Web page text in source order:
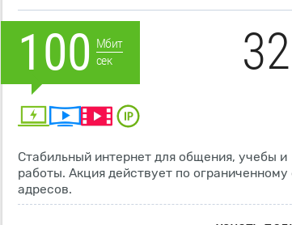
100 Мбит
сек
Стабильный интернет для общения, учебы и
работы. Акция действует по ограниченному
адресов.